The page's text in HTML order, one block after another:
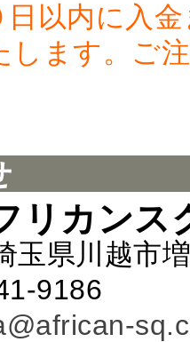
日以内に入
します。ご
リカンス
県川越市
241-